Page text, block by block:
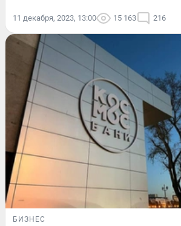
11 декабря, 2023, 13:00 15 163 216
БИЗНЕС